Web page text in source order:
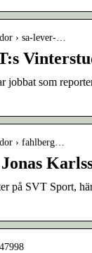
› sa-lever-…
som
› fahlberg…
på SVT Sport,